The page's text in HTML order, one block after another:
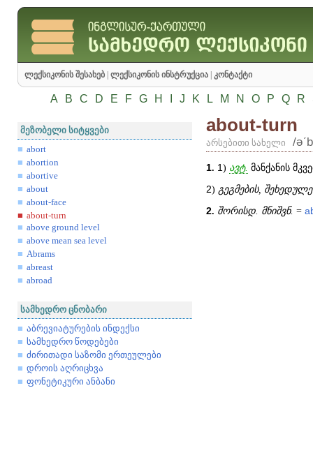
ლექსიკონის შესახებ ლექსიკონის ინსტრუქცია კონტაქტი
A B C D E F G H J K L M N O P Q R
მეზობელი სიტყვები
abort
abortion
abortive
about
about-face
about-turn
above ground level
above mean sea level
Abrams
abreast
abroad
სამხედრო ცნობარი
აბრევიატურების ინდექსი
სამხედრო წოდებები
ძირითადი საზომი ერთეულები
დროის აღრიცხვა
ფონეტიკური ანბანი
about-turn
არსებითი სახელი /
1. 1) ავტ. მანქანის
2) გეგმების,
2. შორისდ. მნიშვნ. =